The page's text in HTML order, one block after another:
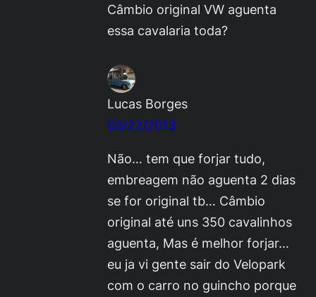
Câmbio original VW aguenta
essa cavalaria toda?
Lucas Borges
03/22/2013
Não… tem que forjar tudo,
embreagem não aguenta 2 dias
se for original tb… Câmbio
original até uns 350 cavalinhos
aguenta, Mas é melhor forjar…
eu ja vi gente sair do Velopark
com o carro no guincho porque